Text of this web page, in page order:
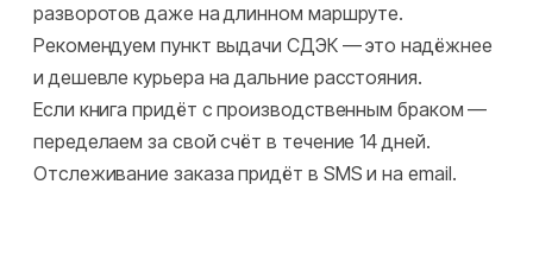
разворотов даже на длинном маршруте.
Рекомендуем пункт выдачи СДЭК — это надёжнее
и дешевле курьера на дальние расстояния.
Если книга придёт с производственным браком —
переделаем за свой счёт в течение 14 дней.
Отслеживание заказа придёт в SMS и на email.